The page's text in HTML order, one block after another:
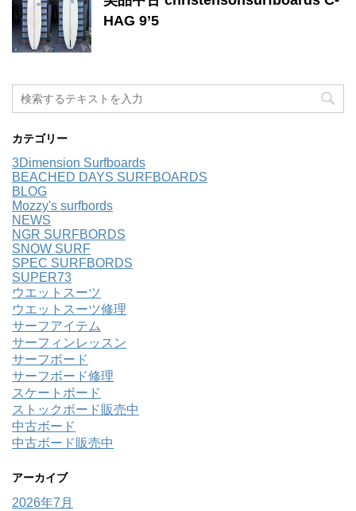
HAG 9’5
カテゴリー
3Dimension Surfboards
BEACHED DAYS SURFBOARDS
BLOG
Mozzy's surfbords
NEWS
NGR SURFBORDS
SNOW SURF
SPEC SURFBORDS
SUPER73
ウエットスーツ
ウエットスーツ修理
サーフアイテム
サーフィンレッスン
サーフボード
サーフボード修理
スケートボード
ストックボード販売中
中古ボード
中古ボード販売中
アーカイブ
2026年7月